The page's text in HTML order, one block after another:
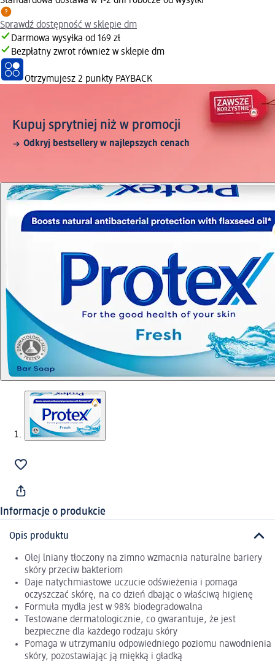
Sprawdź dostępność w sklepie dm
Darmowa wysyłka od 169 zł
Bezpłatny zwrot również w sklepie dm
Otrzymujesz 2 punkty PAYBACK
Kupuj sprytniej niż w promocji
Odkryj bestsellery w najlepszych cenach
Informacje o produkcie
Opis produktu
Olej lniany tłoczony na zimno wzmacnia naturalne bariery
skóry przeciw bakteriom
Daje natychmiastowe uczucie odświeżenia i pomaga
oczyszczać skórę, na co dzień dbając o właściwą higienę
Formuła mydła jest w 98% biodegradowalna
Testowane dermatologicznie, co gwarantuje, że jest
bezpieczne dla każdego rodzaju skóry
Pomaga w utrzymaniu odpowiedniego poziomu nawodnienia
skóry, pozostawiając ją miękką i gładką